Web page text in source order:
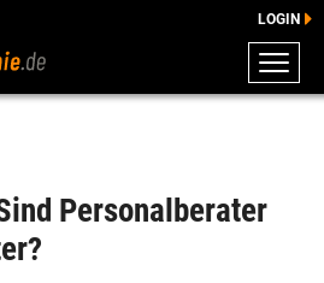
LOGIN
Personalberater